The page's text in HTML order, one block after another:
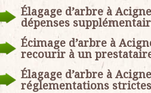
Élagage d’arbre à
dépenses
Écimage d’arbre à
recourir à un
Élagage d’arbre à
réglementations